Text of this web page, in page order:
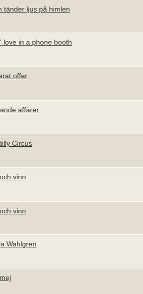
tänder ljus på himlen
love in a phone booth
offer
affärer
Circus
vinn
vinn
Wahlgren